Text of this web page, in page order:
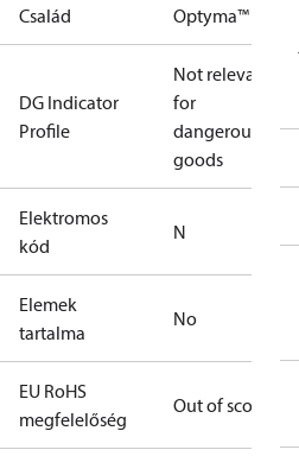
Család Optyma™
DG Indicator
Profile
Not relevant
for
dangerous
goods
Elektromos
kód
N
Elemek
tartalma
No
EU RoHS
megfelelőség
Out of scope